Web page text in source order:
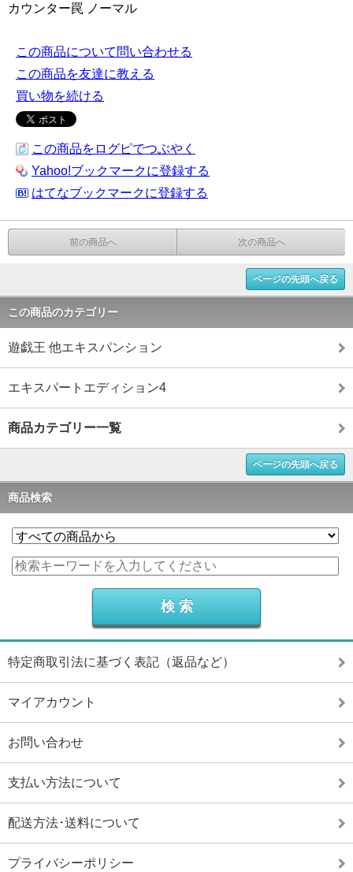
カウンター罠 ノーマル
この商品について問い合わせる
この商品を友達に教える
買い物を続ける
この商品をログピでつぶやく
Yahoo!ブックマークに登録する
はてなブックマークに登録する
前の商品へ 次の商品へ
ページの先頭へ戻る
この商品のカテゴリー
遊戯王 他エキスパンション
エキスパートエディション4
商品カテゴリー一覧
ページの先頭へ戻る
商品検索
特定商取引法に基づく表記（返品など）
マイアカウント
お問い合わせ
支払い方法について
配送方法･送料について
プライバシーポリシー